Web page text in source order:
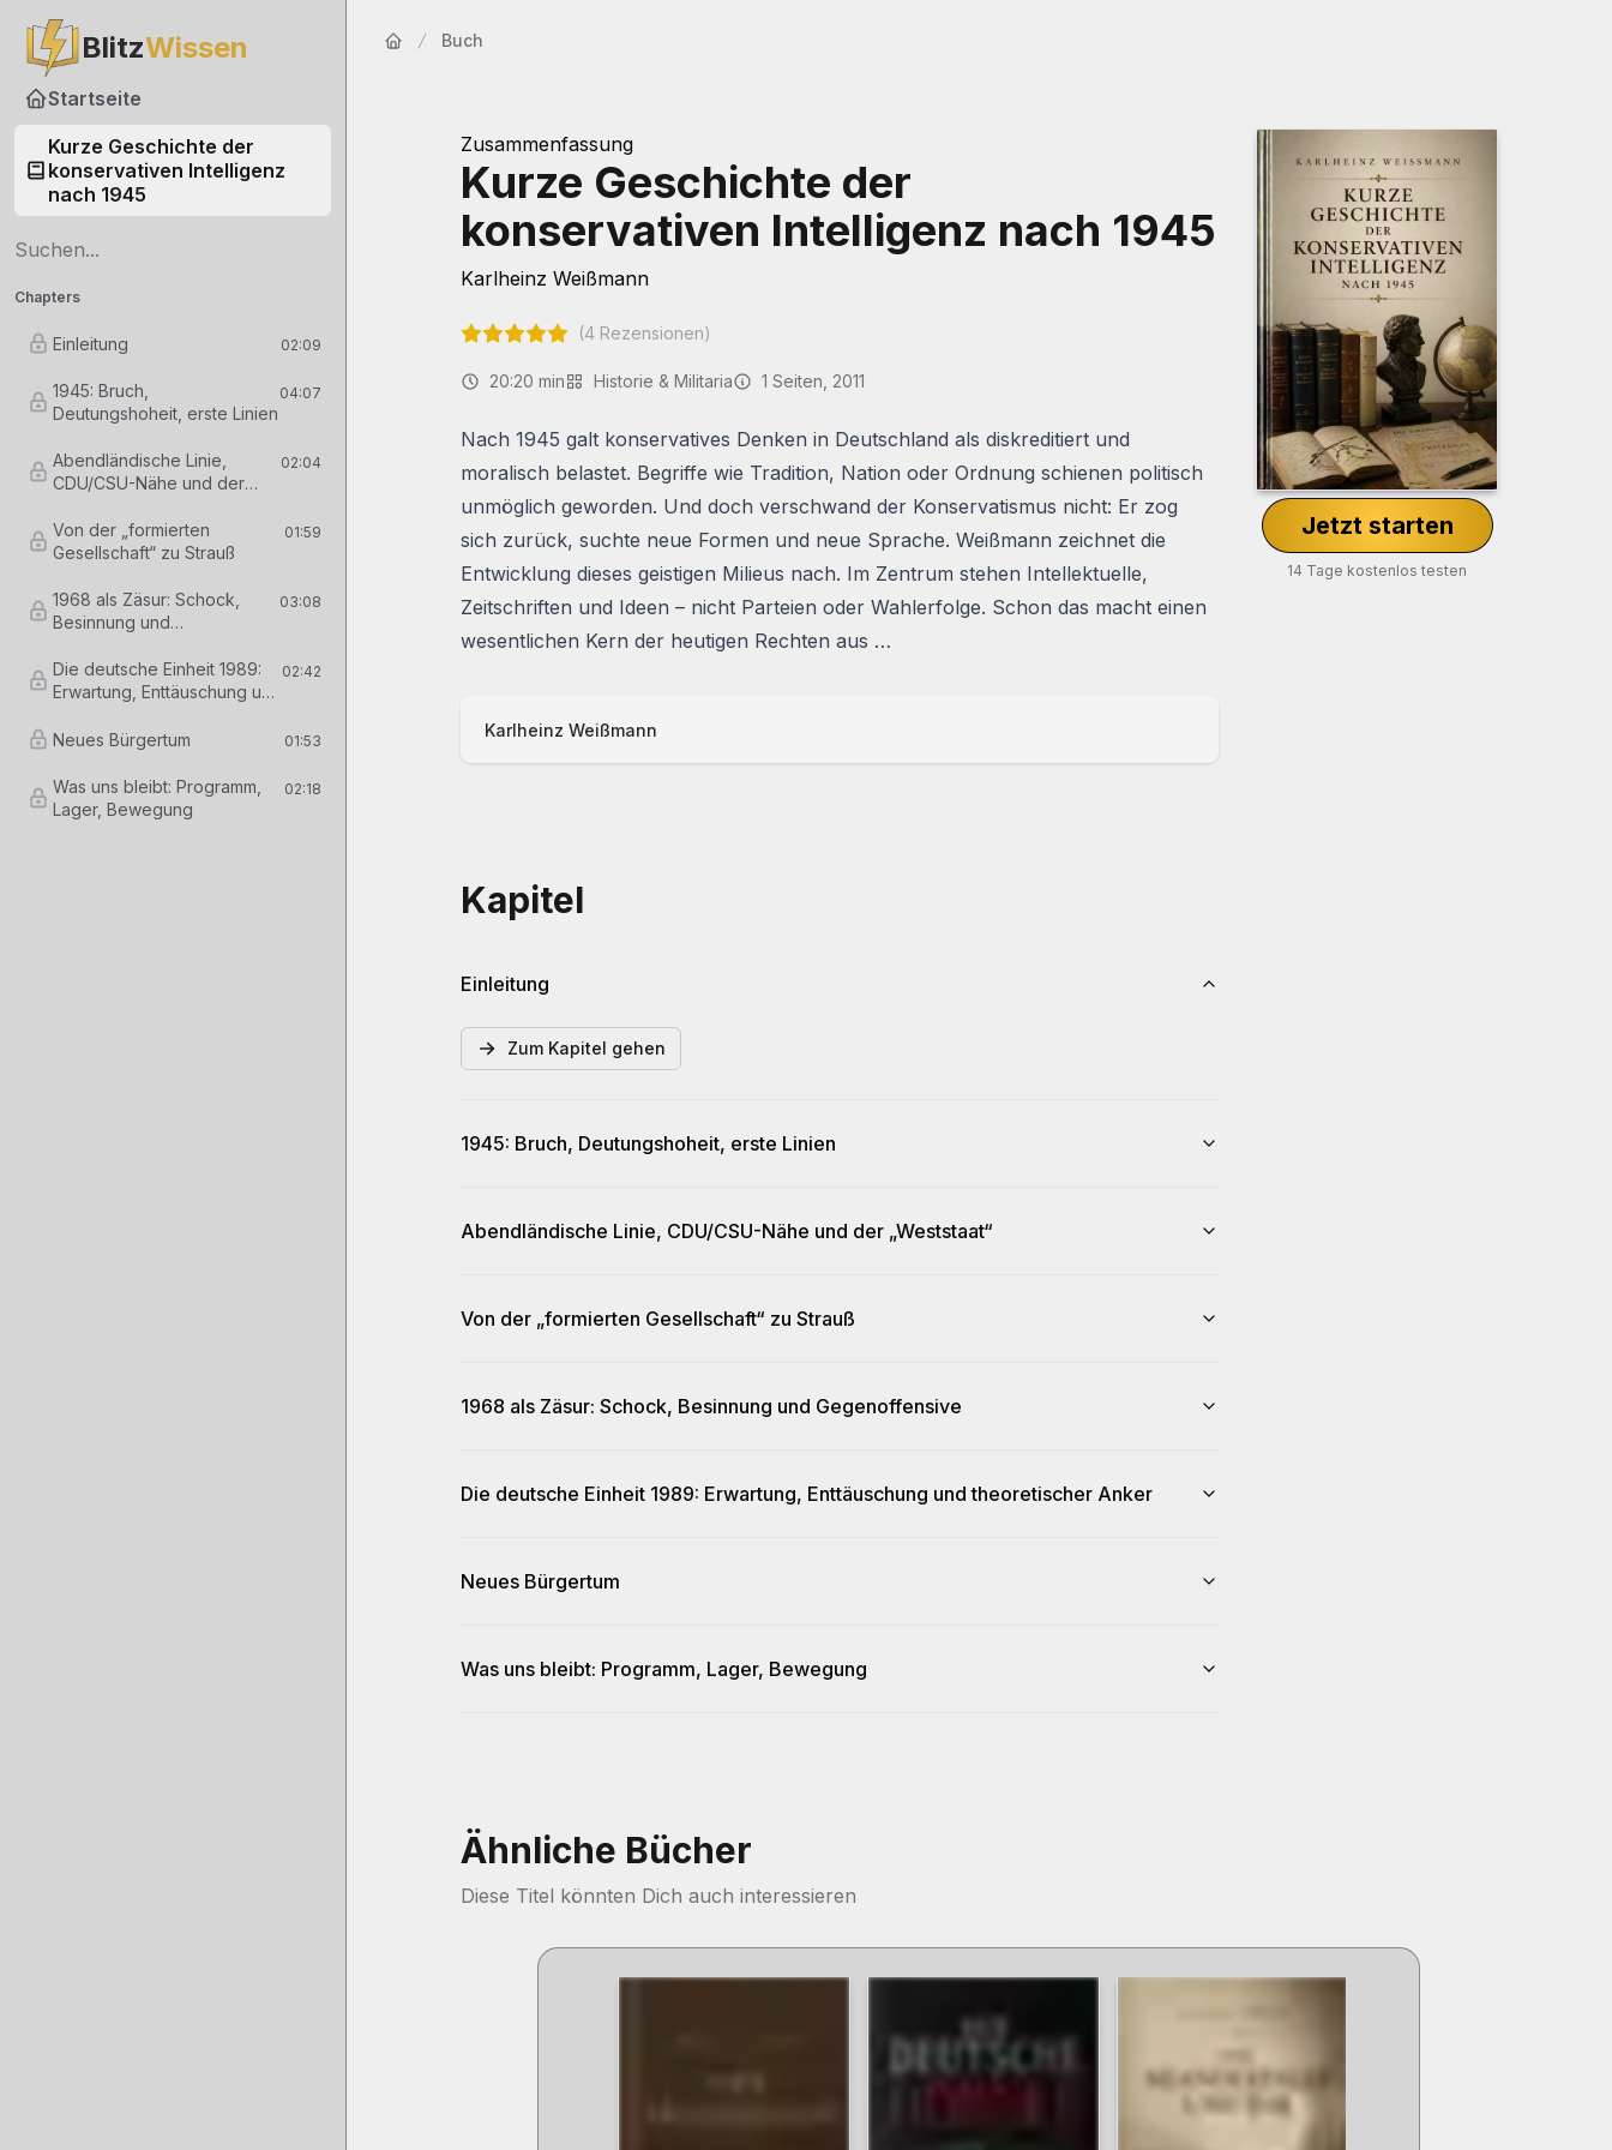
BlitzWissen
Startseite
Kurze Geschichte der
konservativen Intelligenz
nach 1945
Chapters
Einleitung 02:09
1945: Bruch,
Deutungshoheit, erste Linien
04:07
Abendländische Linie,
CDU/CSU-Nähe und der
02:04
Von der „formierten
Gesellschaft“ zu Strauß
01:59
1968 als Zäsur: Schock,
Besinnung und
03:08
Die deutsche Einheit 1989:
Erwartung, Enttäuschung und
02:42
Neues Bürgertum 01:53
Was uns bleibt: Programm,
Lager, Bewegung
02:18
Buch
Zusammenfassung
Kurze Geschichte der
konservativen Intelligenz nach 1945
Karlheinz Weißmann
(4 Rezensionen)
20:20 min Historie & Militaria 1 Seiten , 2011
Nach 1945 galt konservatives Denken in Deutschland als diskreditiert und
moralisch belastet. Begriffe wie Tradition, Nation oder Ordnung schienen politisch
unmöglich geworden. Und doch verschwand der Konservatismus nicht: Er zog
sich zurück, suchte neue Formen und neue Sprache. Weißmann zeichnet die
Entwicklung dieses geistigen Milieus nach. Im Zentrum stehen Intellektuelle,
Zeitschriften und Ideen – nicht Parteien oder Wahlerfolge. Schon das macht einen
wesentlichen Kern der heutigen Rechten aus …
Karlheinz Weißmann
Kapitel
Einleitung
Zum Kapitel gehen
1945: Bruch, Deutungshoheit, erste Linien
Abendländische Linie, CDU/CSU-Nähe und der „Weststaat“
Von der „formierten Gesellschaft“ zu Strauß
1968 als Zäsur: Schock, Besinnung und Gegenoffensive
Die deutsche Einheit 1989: Erwartung, Enttäuschung und theoretischer Anker
Neues Bürgertum
Was uns bleibt: Programm, Lager, Bewegung
Jetzt starten
14 Tage kostenlos testen
Ähnliche Bücher
Diese Titel könnten Dich auch interessieren